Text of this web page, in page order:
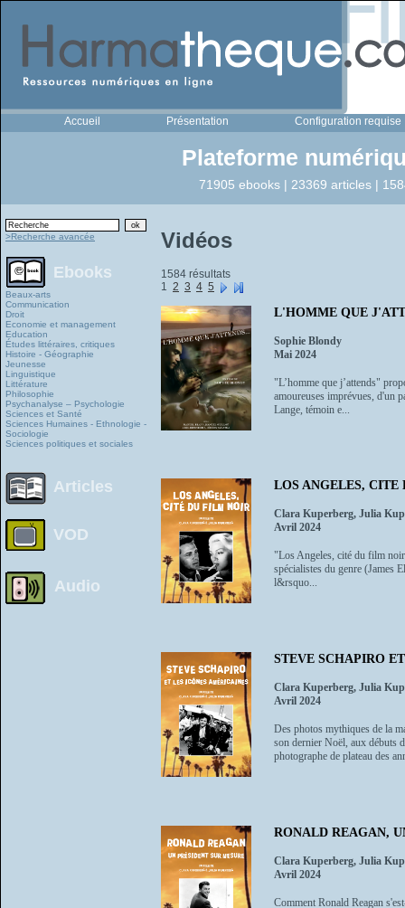
Accueil Présentation Configuration requise
Plateforme
71905 ebooks | 23369 articles |
>Recherche avancée
Ebooks
Beaux-arts
Communication
Droit
Economie et management
Education
Études littéraires, critiques
Histoire - Géographie
Jeunesse
Linguistique
Littérature
Philosophie
Psychanalyse – Psychologie
Sciences et Santé
Sciences Humaines - Ethnologie -
Sociologie
Sciences politiques et sociales
Articles
VOD
Audio
Vidéos
1584 résultats
1 2 3 4 5
L'HOMME QUE
Sophie Blondy
Mai 2024
"L’homme que j’attends"
amoureuses imprévues, d'un
Lange, témoin e...
LOS ANGELES,
Clara Kuperberg, Julia
Avril 2024
"Los Angeles, cité du film
spécialistes du genre (James
l&rsquo...
STEVE SCHAPIRO
Clara Kuperberg, Julia
Avril 2024
Des photos mythiques de la
son dernier Noël, aux débuts
photographe de plateau des
RONALD REAGAN,
Clara Kuperberg, Julia
Avril 2024
Comment Ronald Reagan